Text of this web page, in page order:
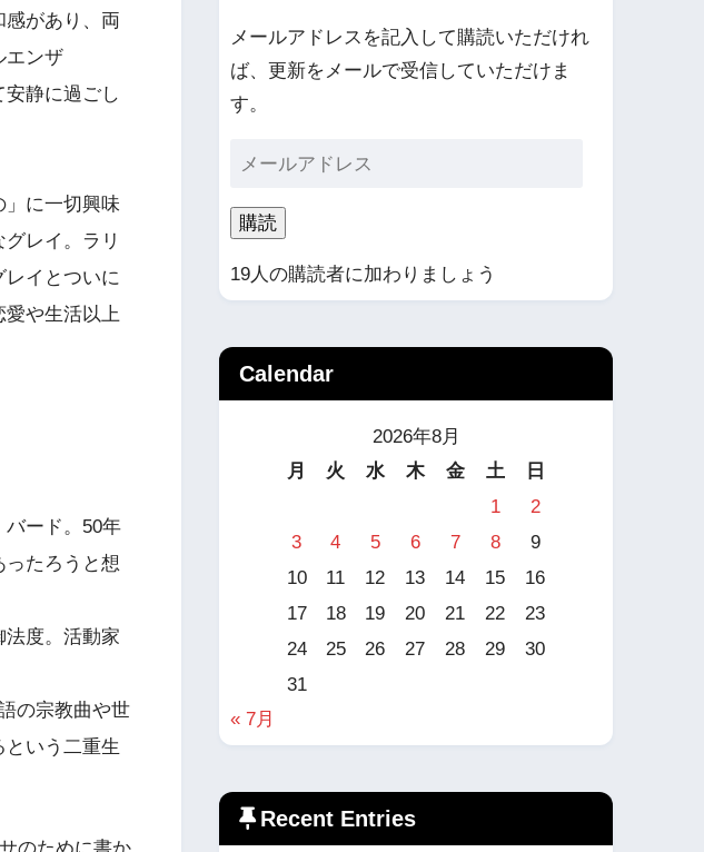
があり、両
エンザ
静に過ごし
」に一切興味
レイ。ラリ
イとついに
や生活以上
ード。50年
たろうと想
度。活動家
の宗教曲や世
いう二重生
メールアドレスを記入して購読いただけれ
ば、更新をメールで受信していただけま
す。
購読
19人の購読者に加わりましょう
Calendar
2026年8月
月
火 水 木 金 土
日
1
2
3
4 5 6 7 8
9
10
11 12 13 14 15
16
17
18 19 20 21 22
23
24
25 26 27 28 29
30
31
« 7月
Recent Entries